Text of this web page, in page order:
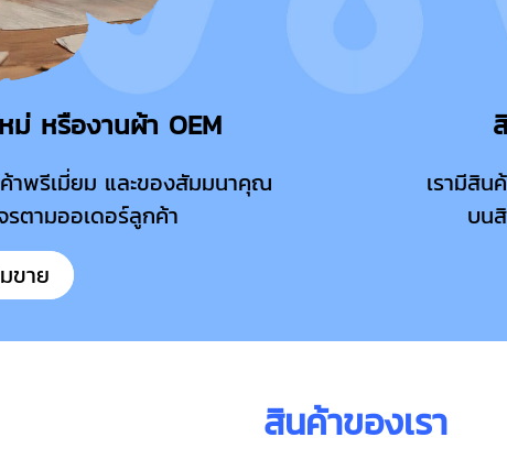
ม่ หรืองานผ้า OEM
ค้าพรีเมี่ยม และของสัมมนาคุณ
ตามออเดอร์ลูกค้า
ขาย
เรามีสิ
บน
สินค้าของเรา